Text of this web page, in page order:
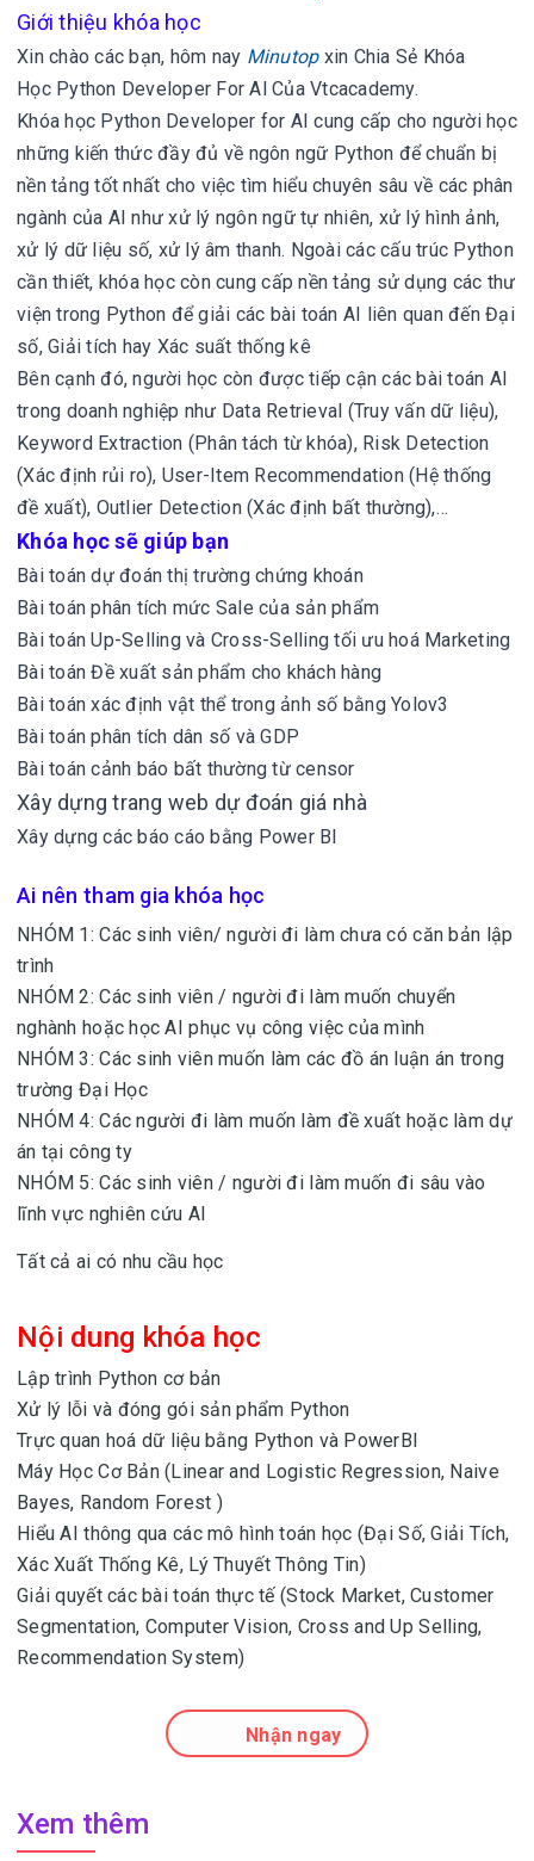
Giới thiệu khóa học
Xin chào các bạn, hôm nay Minutop xin Chia Sẻ Khóa
Học Python Developer For Al Của Vtcacademy.
Khóa học Python Developer for AI cung cấp cho người học
những kiến thức đầy đủ về ngôn ngữ Python để chuẩn bị
nền tảng tốt nhất cho việc tìm hiểu chuyên sâu về các phân
ngành của AI như xử lý ngôn ngữ tự nhiên, xử lý hình ảnh,
xử lý dữ liệu số, xử lý âm thanh. Ngoài các cấu trúc Python
cần thiết, khóa học còn cung cấp nền tảng sử dụng các thư
viện trong Python để giải các bài toán AI liên quan đến Đại
số, Giải tích hay Xác suất thống kê
Bên cạnh đó, người học còn được tiếp cận các bài toán AI
trong doanh nghiệp như Data Retrieval (Truy vấn dữ liệu),
Keyword Extraction (Phân tách từ khóa), Risk Detection
(Xác định rủi ro), User-Item Recommendation (Hệ thống
đề xuất), Outlier Detection (Xác định bất thường),…
Khóa học sẽ giúp bạn
Bài toán dự đoán thị trường chứng khoán
Bài toán phân tích mức Sale của sản phẩm
Bài toán Up-Selling và Cross-Selling tối ưu hoá Marketing
Bài toán Đề xuất sản phẩm cho khách hàng
Bài toán xác định vật thể trong ảnh số bằng Yolov3
Bài toán phân tích dân số và GDP
Bài toán cảnh báo bất thường từ censor
Xây dựng trang web dự đoán giá nhà
Xây dựng các báo cáo bằng Power BI
Ai nên tham gia khóa học
NHÓM 1: Các sinh viên/ người đi làm chưa có căn bản lập
trình
NHÓM 2: Các sinh viên / người đi làm muốn chuyển
nghành hoặc học AI phục vụ công việc của mình
NHÓM 3: Các sinh viên muốn làm các đồ án luận án trong
trường Đại Học
NHÓM 4: Các người đi làm muốn làm đề xuất hoặc làm dự
án tại công ty
NHÓM 5: Các sinh viên / người đi làm muốn đi sâu vào
lĩnh vực nghiên cứu AI
Tất cả ai có nhu cầu học
Nội dung khóa học
Lập trình Python cơ bản
Xử lý lỗi và đóng gói sản phẩm Python
Trực quan hoá dữ liệu bằng Python và PowerBI
Máy Học Cơ Bản (Linear and Logistic Regression, Naive
Bayes, Random Forest )
Hiểu AI thông qua các mô hình toán học (Đại Số, Giải Tích,
Xác Xuất Thống Kê, Lý Thuyết Thông Tin)
Giải quyết các bài toán thực tế (Stock Market, Customer
Segmentation, Computer Vision, Cross and Up Selling,
Recommendation System)
Nhận ngay
Xem thêm